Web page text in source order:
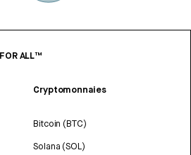
ALL™
Cryptomonnaies
Bitcoin (BTC)
Solana (SOL)